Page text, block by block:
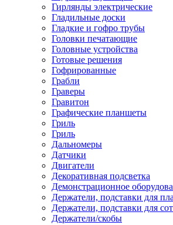
Гирлянды электрические
Гладильные доски
Гладкие и гофро трубы
Головки печатающие
Головные устройства
Готовые решения
Гофрированные
Грабли
Граверы
Гравитон
Графические планшеты
Гриль
Гриль
Дальномеры
Датчики
Двигатели
Декоративная подсветка
Демонстрационное
Держатели, подставки для
Держатели, подставки для
Держатели/скобы